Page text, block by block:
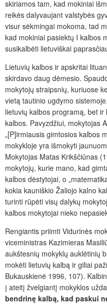
skiriamos tam, kad mokiniai
reikės dalyvaujant valstybės
visur sėkmingai mokoma, tad
kad mokiniai pasiektų I kalbos
susikalbėti lietuviškai
Lietuvių kalbos ir apskritai
skirdavo daug dėmesio.
mokytojų straipsnių, kuriuose
vietą tautinio ugdymo
lietuvių kalbos programą, bet
kalbos. Pavyzdžiui, mokytojas
„[P]irmiausis gimtosios kalbos
mokykloje yra išmokyti
Mokytojas Matas Krikščiūnas
mokytojų, kurie mano, kad
kalbos dėstytojai, o
kokia kauniškio Žaliojo kalno
turinti rūpėti visų dalykų
kalbos mokytojai nieko
Rengiantis priimti Vidurinės
viceministras Kazimieras
aukštesnių mokyklų auklėtinių
mokėti lietuvių kalbą ir giliai
Bukauskienė 1996, 107).
į ateitį žvelgiantį mokyklos
bendrinę kalbą, kad paskui